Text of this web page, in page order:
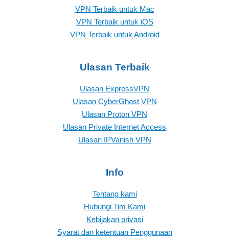
VPN Terbaik untuk Mac
VPN Terbaik untuk iOS
VPN Terbaik untuk Android
Ulasan Terbaik
Ulasan ExpressVPN
Ulasan CyberGhost VPN
Ulasan Proton VPN
Ulasan Private Internet Access
Ulasan IPVanish VPN
Info
Tentang kami
Hubungi Tim Kami
Kebijakan privasi
Syarat dan ketentuan Penggunaan